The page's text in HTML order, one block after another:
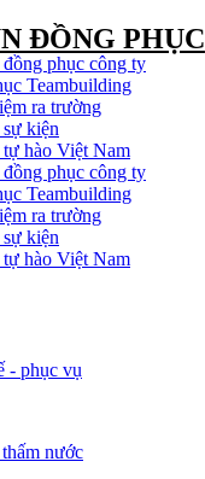
ĐỒNG PHỤC
phục công ty
Teambuilding
ra trường
kiện
hào Việt Nam
phục công ty
Teambuilding
ra trường
kiện
hào Việt Nam
- phục vụ
nước